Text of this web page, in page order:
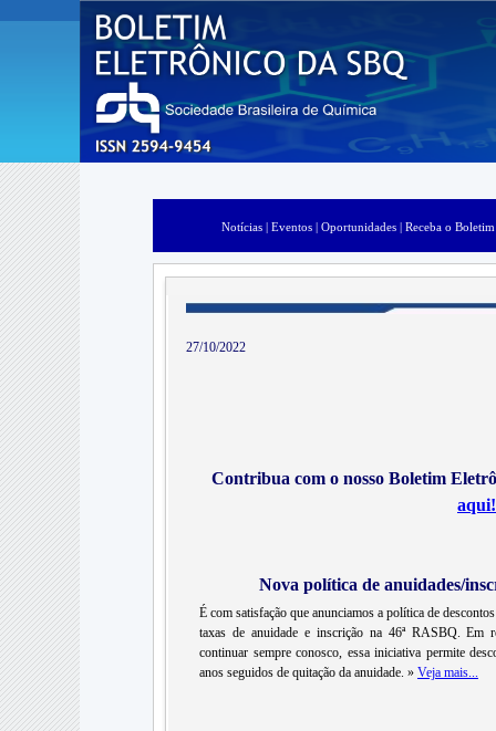
Notícias | Eventos | Oportunidades | Receba o
27/10/2022
Contribua com o nosso Boletim
aqui!
Nova política de anuidades/
É com satisfação que anunciamos a política de
taxas de anuidade e inscrição na 46ª RASBQ. Em
continuar sempre conosco, essa iniciativa permite
anos seguidos de quitação da anuidade. » Veja mais...